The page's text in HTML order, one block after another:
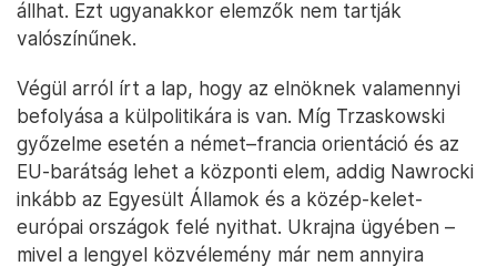
A kormány szociális és gazdasági intézkedéseit
szinte mind átengedte. Az abortusz és az azonos
ügyében azonban Duda kitartott, és vétóval
fenyegetett. Ehhez hozzátartozik, hogy a sokszínű
kormánykoalíció sem egységes ezekben a
kérdésekben, a Lengyel Néppárt például nem
támogatja az enyhítéseket. A PiS részben abban
reménykedik, ha Nawrocki győz, egyfelől a pártjuk